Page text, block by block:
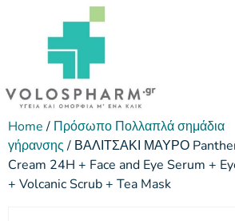
Home/ Πρόσωπο Πολλαπλά σημάδια
γήρανσης/ ΒΑΛΙΤΣΑΚΙ ΜΑΥΡΟ
Cream 24H + Face and Eye Serum +
+ Volcanic Scrub + Tea Mask